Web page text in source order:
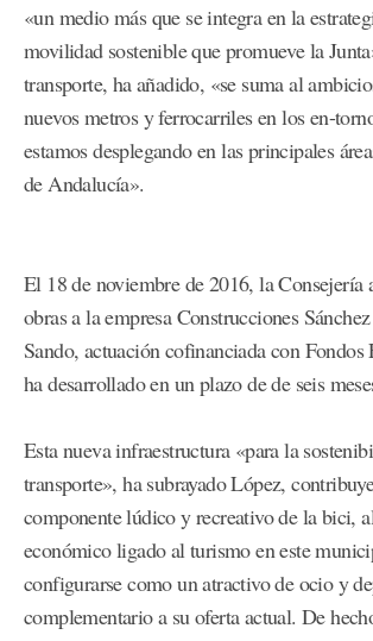
«un medio más que se integra en la
movilidad sostenible que promueve la
transporte, ha añadido, «se suma al
nuevos metros y ferrocarriles en los en-
estamos desplegando en las principales
de Andalucía».
El 18 de noviembre de 2016, la Consejería
obras a la empresa Construcciones
Sando, actuación cofinanciada con Fondos
ha desarrollado en un plazo de de seis
Esta nueva infraestructura «para la
transporte», ha subrayado López,
componente lúdico y recreativo de la bici,
económico ligado al turismo en este
configurarse como un atractivo de ocio y
complementario a su oferta actual. De